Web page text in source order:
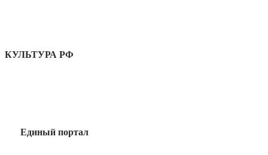
КУЛЬТУРА РФ
Единый портал